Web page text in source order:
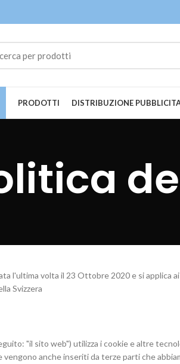
PRODOTTI DISTRIBUZIONE
l'ultima volta il 23 Ottobre 2020 e si applica
Svizzera
"il sito web") utilizza i cookie e altre
anche inseriti da terze parti che